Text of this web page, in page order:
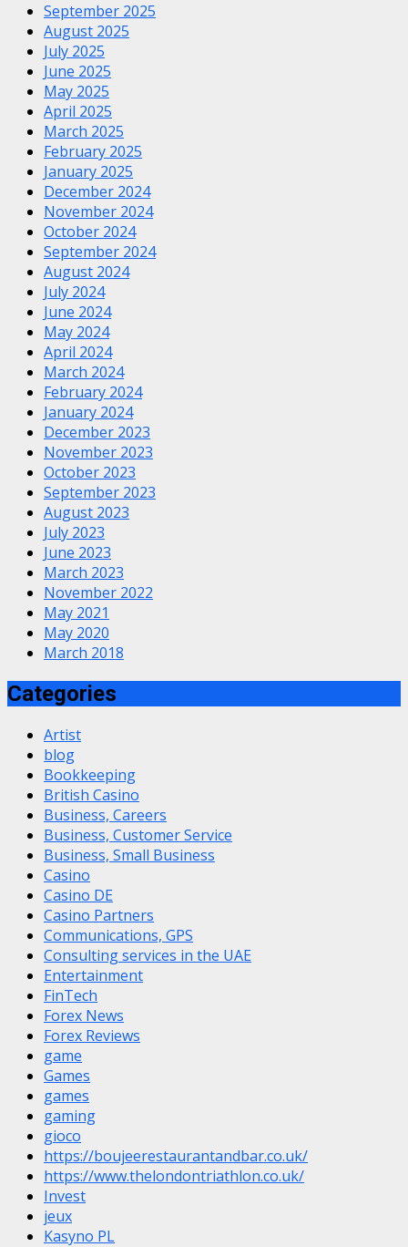
September 2025
August 2025
July 2025
June 2025
May 2025
April 2025
March 2025
February 2025
January 2025
December 2024
November 2024
October 2024
September 2024
August 2024
July 2024
June 2024
May 2024
April 2024
March 2024
February 2024
January 2024
December 2023
November 2023
October 2023
September 2023
August 2023
July 2023
June 2023
March 2023
November 2022
May 2021
May 2020
March 2018
Categories
Artist
blog
Bookkeeping
British Casino
Business, Careers
Business, Customer Service
Business, Small Business
Casino
Casino DE
Casino Partners
Communications, GPS
Consulting services in the UAE
Entertainment
FinTech
Forex News
Forex Reviews
game
Games
games
gaming
gioco
https://boujeerestaurantandbar.co.uk/
https://www.thelondontriathlon.co.uk/
Invest
jeux
Kasyno PL